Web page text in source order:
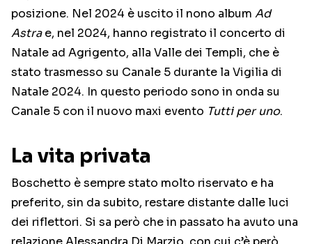
posizione. Nel 2024 è uscito il nono album Ad
Astrae, nel 2024, hanno registrato il concerto di
Natale ad Agrigento, alla Valle dei Templi, che è
stato trasmesso su Canale 5 durante la Vigilia di
Natale 2024. In questo periodo sono in onda su
Canale 5 con il nuovo maxi evento Tutti per uno.
La vita privata
Boschetto è sempre stato molto riservato e ha
preferito, sin da subito, restare distante dalle luci
dei riflettori. Si sa però che in passato ha avuto una